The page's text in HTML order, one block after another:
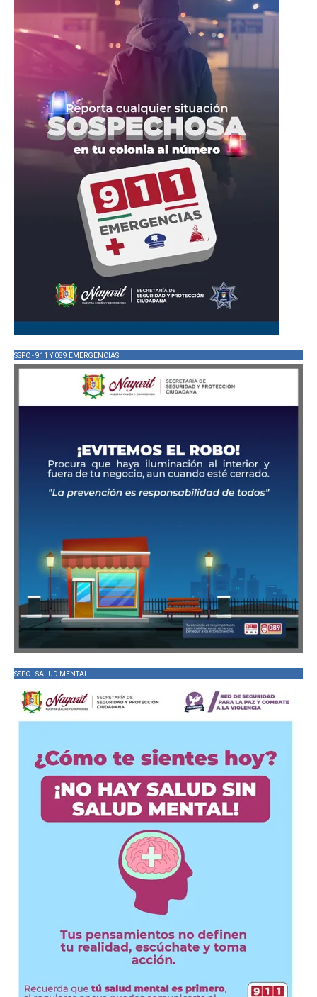
SSPC - 911 Y 089 EMERGENCIAS
SSPC - SALUD MENTAL